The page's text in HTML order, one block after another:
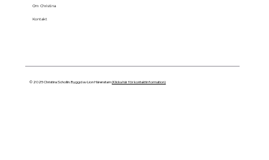
Om Christina
Kontakt
© 2025 Christina Schollin. Byggd av Lion Härenstam(Klicka här för kontaktinformation)